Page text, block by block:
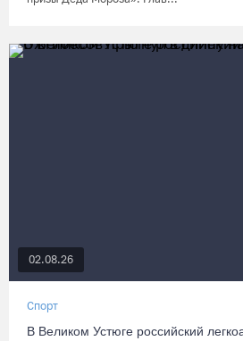
02.08.26
Спорт
В Великом Устюге российский